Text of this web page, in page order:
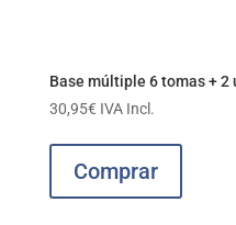
Base múltiple 6 tomas + 2
30,95€ IVA Incl.
Comprar